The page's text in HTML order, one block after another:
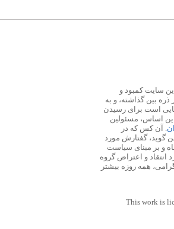
گذاری شد. این سایت کمبود و
بین گذاشته، و به
است برای رسیدن
این اساس، مسئولین
. آن کس که در
گوید، گفتارش مورد
و بر مبنای سیاست
انتقاد و اعتراض گروه
همه روزه بیشتر
This work is